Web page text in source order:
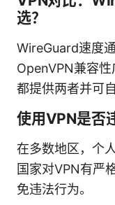
选？
WireGuard速度
OpenVPN兼容
都提供两者并可
使用VPN是否
在多数地区，个
国家对VPN有严
免违法行为。